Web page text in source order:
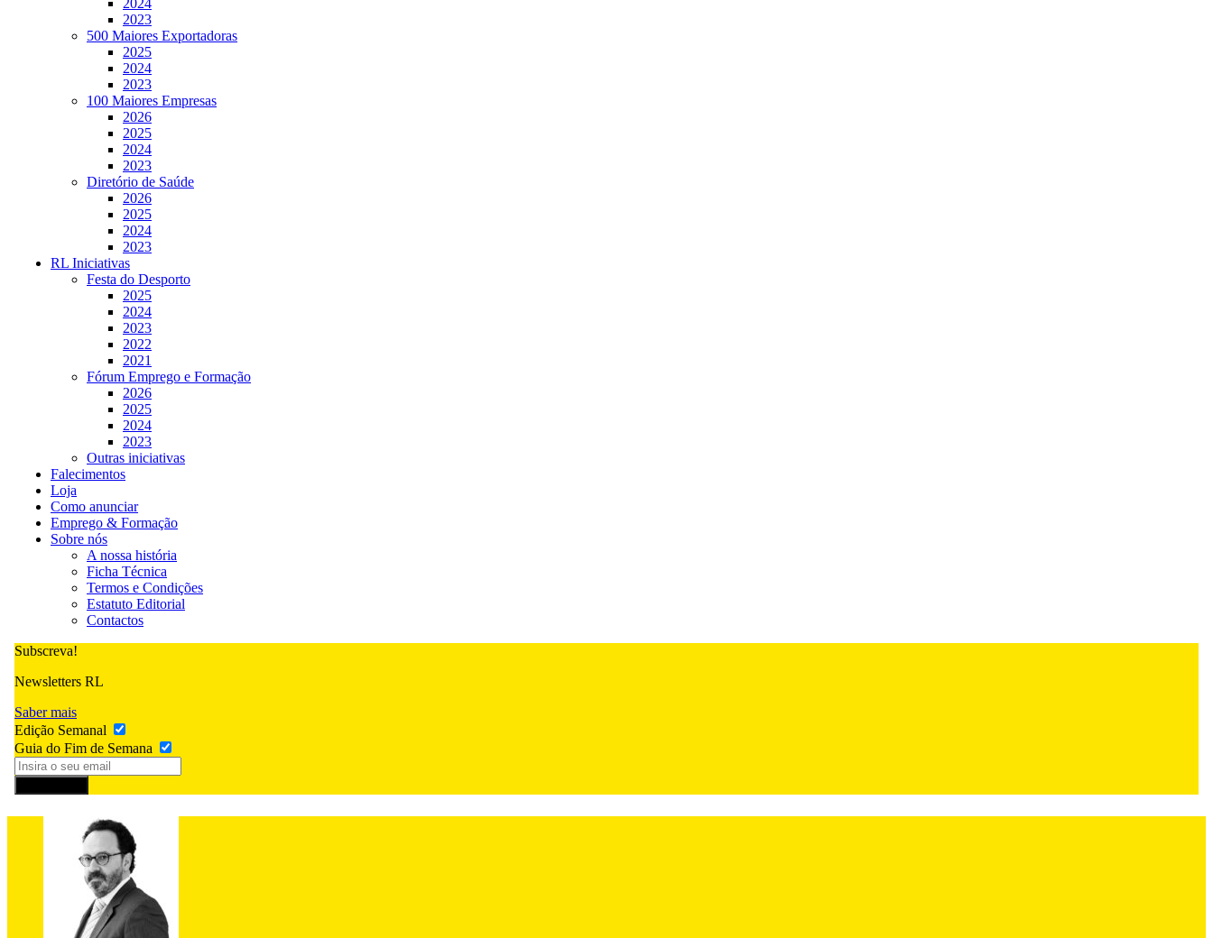
2023
500 Maiores Exportadoras
2025
2024
2023
100 Maiores Empresas
2026
2025
2024
2023
Diretório de Saúde
2026
2025
2024
2023
RL Iniciativas
Festa do Desporto
2025
2024
2023
2022
2021
Fórum Emprego e Formação
2026
2025
2024
2023
Outras iniciativas
Falecimentos
Loja
Como anunciar
Emprego & Formação
Sobre nós
A nossa história
Ficha Técnica
Termos e Condições
Estatuto Editorial
Contactos
Subscreva!
Newsletters RL
Saber mais
Edição Semanal
Guia do Fim de Semana